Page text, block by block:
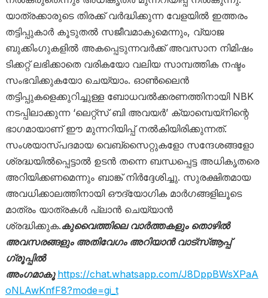
യാത്രക്കാരുടെ തിരക്ക് വർദ്ധിക്കുന്ന വേളയിൽ ഇത്തരം
തട്ടിപ്പുകാർ കൂടുതൽ സജീവമാകുമെന്നും, വ്യാജ
ബുക്കിംഗുകളിൽ അകപ്പെടുന്നവർക്ക് അവസാന നിമിഷം
ടിക്കറ്റ് ലഭിക്കാതെ വരികയോ വലിയ സാമ്പത്തിക നഷ്ടം
സംഭവിക്കുകയോ ചെയ്യാം. ഓൺലൈൻ
തട്ടിപ്പുകളെക്കുറിച്ചുള്ള ബോധവൽക്കരണത്തിനായി NBK
നടപ്പിലാക്കുന്ന ‘ലെറ്റ്സ് ബി അവയർ’ ക്യാമ്പെയ്‌നിന്റെ
ഭാഗമായാണ് ഈ മുന്നറിയിപ്പ് നൽകിയിരിക്കുന്നത്.
സംശയാസ്പദമായ വെബ്സൈറ്റുകളോ സന്ദേശങ്ങളോ
ശ്രദ്ധയിൽപ്പെട്ടാൽ ഉടൻ തന്നെ ബന്ധപ്പെട്ട അധികൃതരെ
അറിയിക്കണമെന്നും ബാങ്ക് നിർദ്ദേശിച്ചു. സുരക്ഷിതമായ
അവധിക്കാലത്തിനായി ഔദ്യോഗിക മാർഗങ്ങളിലൂടെ
മാത്രം യാത്രകൾ പ്ലാൻ ചെയ്യാൻ
ശ്രദ്ധിക്കുക.കുവൈത്തിലെ വാർത്തകളും തൊഴിൽ
അവസരങ്ങളും അതിവേഗം അറിയാൻ വാട്സ്ആപ്പ്
ഗ്രൂപ്പിൽ
അംഗമാകൂ https://chat.whatsapp.com/J8DppBWsXPaA
oNLAwKnfF8?mode=gi_t